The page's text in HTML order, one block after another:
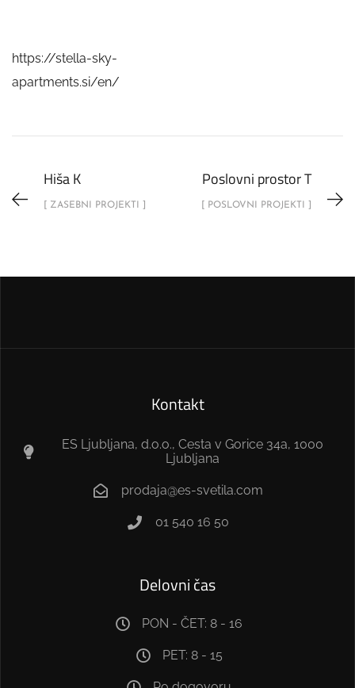
https://stella-sky-
apartments.si/en/
Hiša K
[ ZASEBNI PROJEKTI ]
Poslovni prostor T
[ POSLOVNI PROJEKTI ]
Kontakt
ES Ljubljana, d.o.o., Cesta v Gorice 34a, 1000
Ljubljana
prodaja@es-svetila.com
01 540 16 50
Delovni čas
PON - ČET: 8 - 16
PET: 8 - 15